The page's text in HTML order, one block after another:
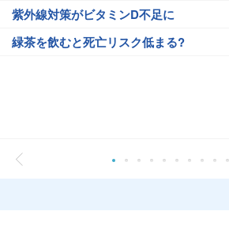
紫外線対策がビタミンD不足に
緑茶を飲むと死亡リスク低まる?